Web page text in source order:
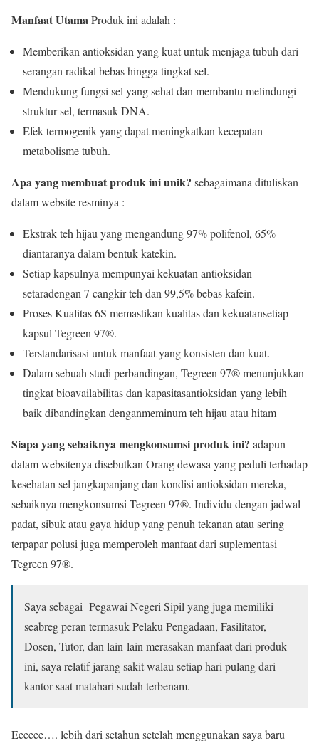
Manfaat UtamaProduk ini adalah :
Memberikan antioksidan yang kuat untuk menjaga tubuh dari
serangan radikal bebas hingga tingkat sel.
Mendukung fungsi sel yang sehat dan membantu melindungi
struktur sel, termasuk DNA.
Efek termogenik yang dapat meningkatkan kecepatan
metabolisme tubuh.
Apa yang membuat produk ini unik? sebagaimana dituliskan
dalam website resminya :
Ekstrak teh hijau yang mengandung 97% polifenol, 65%
diantaranya dalam bentuk katekin.
Setiap kapsulnya mempunyai kekuatan antioksidan
setaradengan 7 cangkir teh dan 99,5% bebas kafein.
Proses Kualitas 6S memastikan kualitas dan kekuatansetiap
kapsul Tegreen 97®.
Terstandarisasi untuk manfaat yang konsisten dan kuat.
Dalam sebuah studi perbandingan, Tegreen 97® menunjukkan
tingkat bioavailabilitas dan kapasitasantioksidan yang lebih
baik dibandingkan denganmeminum teh hijau atau hitam
Siapa yang sebaiknya mengkonsumsi produk ini? adapun
dalam websitenya disebutkan Orang dewasa yang peduli terhadap
kesehatan sel jangkapanjang dan kondisi antioksidan mereka,
sebaiknya mengkonsumsi Tegreen 97®. Individu dengan jadwal
padat, sibuk atau gaya hidup yang penuh tekanan atau sering
terpapar polusi juga memperoleh manfaat dari suplementasi
Tegreen 97®.
Saya sebagai Pegawai Negeri Sipil yang juga memiliki
seabreg peran termasuk Pelaku Pengadaan, Fasilitator,
Dosen, Tutor, dan lain-lain merasakan manfaat dari produk
ini, saya relatif jarang sakit walau setiap hari pulang dari
kantor saat matahari sudah terbenam.
Eeeeee…. lebih dari setahun setelah menggunakan saya baru